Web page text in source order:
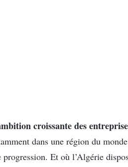
croissante des
dans une région du
progression. Et où l’Algérie